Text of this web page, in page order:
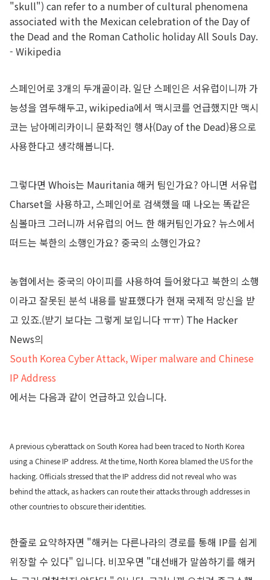
"skull") can refer to a number of cultural phenomena
associated with the Mexican celebration of the Day of
the Dead and the Roman Catholic holiday All Souls Day.
- Wikipedia
스페인어로 3개의 두개골이라. 일단 스페인은 서유럽이니까 가
능성을 염두해두고, wikipedia에서 맥시코를 언급했지만 맥시
코는 남아메리카이니 문화적인 행사(Day of the Dead)용으로
사용한다고 생각해봅니다.
그렇다면 Whois는 Mauritania 해커 팀인가요? 아니면 서유럽
Charset을 사용하고, 스페인어로 검색했을 때 나오는 똑같은
심볼마크 그러니까 서유럽의 어느 한 해커팀인가요? 뉴스에서
떠드는 북한의 소행인가요? 중국의 소행인가요?
농협에서는 중국의 아이피를 사용하여 들어왔다고 북한의 소행
이라고 잘못된 분석 내용를 발표했다가 현재 국제적 망신을 받
고 있죠.(받기 보다는 그렇게 보입니다 ㅠㅠ) The Hacker
News의
South Korea Cyber Attack, Wiper malware and Chinese
IP Address
에서는 다음과 같이 언급하고 있습니다.
A previous cyberattack on South Korea had been traced to North Korea
using a Chinese IP address. At the time, North Korea blamed the US for the
hacking. Officials stressed that the IP address did not reveal who was
behind the attack, as hackers can route their attacks through addresses in
other countries to obscure their identities.
한줄로 요약하자면 "해커는 다른나라의 경로를 통해 IP를 쉽게
위장할 수 있다" 입니다. 비꼬우면 "대선배가 말씀하기를 해커